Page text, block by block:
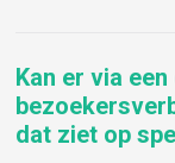
Kan er via
dat ziet op